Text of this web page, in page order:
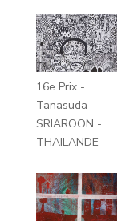
16e Prix -
Tanasuda
SRIAROON -
THAILANDE